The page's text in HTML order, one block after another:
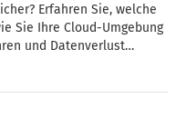
Erfahren Sie, welche
Sie Ihre Cloud-Umgebung
und Datenverlust